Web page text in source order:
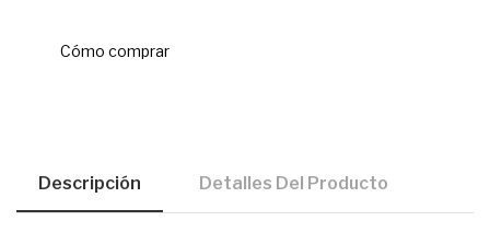
Cómo comprar
Descripción Detalles Del Producto